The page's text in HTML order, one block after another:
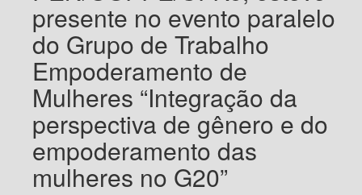
presente no evento paralelo
do Grupo de Trabalho
Empoderamento de
Mulheres “Integração da
perspectiva de gênero e do
empoderamento das
mulheres no G20”